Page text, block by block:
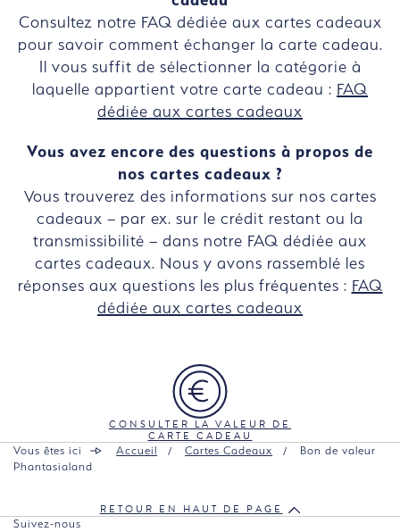
Consultez notre FAQ dédiée aux cartes cadeaux
pour savoir comment échanger la carte cadeau.
Il vous suffit de sélectionner la catégorie à
laquelle appartient votre carte cadeau : FAQ
dédiée aux cartes cadeaux
Vous avez encore des questions à propos de
nos cartes cadeaux ?
Vous trouverez des informations sur nos cartes
cadeaux – par ex. sur le crédit restant ou la
transmissibilité – dans notre FAQ dédiée aux
cartes cadeaux. Nous y avons rassemblé les
réponses aux questions les plus fréquentes : FAQ
dédiée aux cartes cadeaux
CONSULTER LA VALEUR DE
CARTE CADEAU
Vous êtes ici Accueil Cartes Cadeaux
Bon de valeur
Phantasialand
RETOUR EN HAUT DE PAGE
Suivez-nous